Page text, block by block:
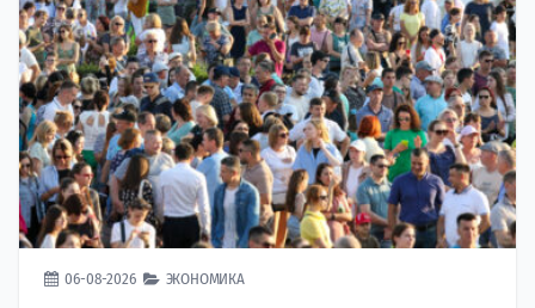
06-08-2026 ЭКОНОМИКА